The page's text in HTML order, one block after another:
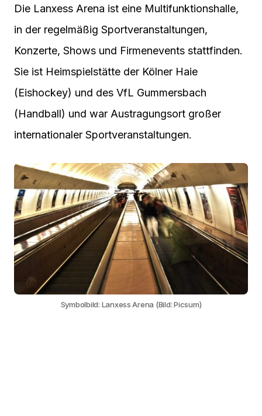
Die Lanxess Arena ist eine Multifunktionshalle,
in der regelmäßig Sportveranstaltungen,
Konzerte, Shows und Firmenevents stattfinden.
Sie ist Heimspielstätte der Kölner Haie
(Eishockey) und des VfL Gummersbach
(Handball) und war Austragungsort großer
internationaler Sportveranstaltungen.
Symbolbild: Lanxess Arena (Bild: Picsum)